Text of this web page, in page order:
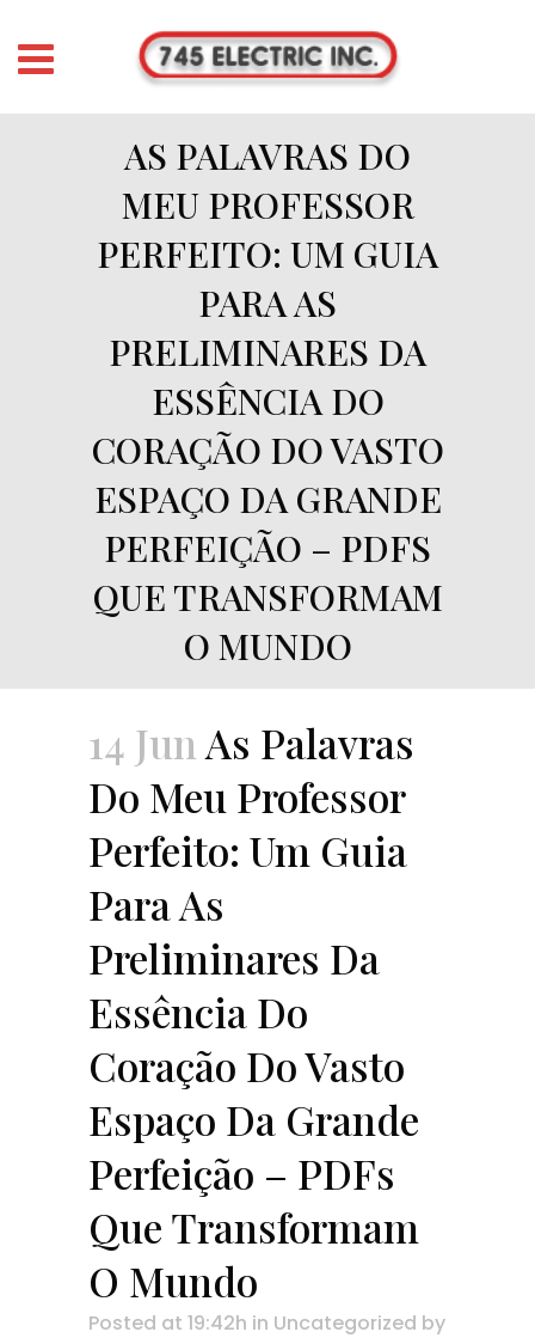
AS PALAVRAS DO
MEU PROFESSOR
PERFEITO: UM GUIA
PARA AS
PRELIMINARES DA
ESSÊNCIA DO
CORAÇÃO DO VASTO
ESPAÇO DA GRANDE
PERFEIÇÃO – PDFS
QUE TRANSFORMAM
O MUNDO
14 JunAs Palavras
Do Meu Professor
Perfeito: Um Guia
Para As
Preliminares Da
Essência Do
Coração Do Vasto
Espaço Da Grande
Perfeição – PDFs
Que Transformam
O Mundo
Posted at 19:42h in Uncategorized by